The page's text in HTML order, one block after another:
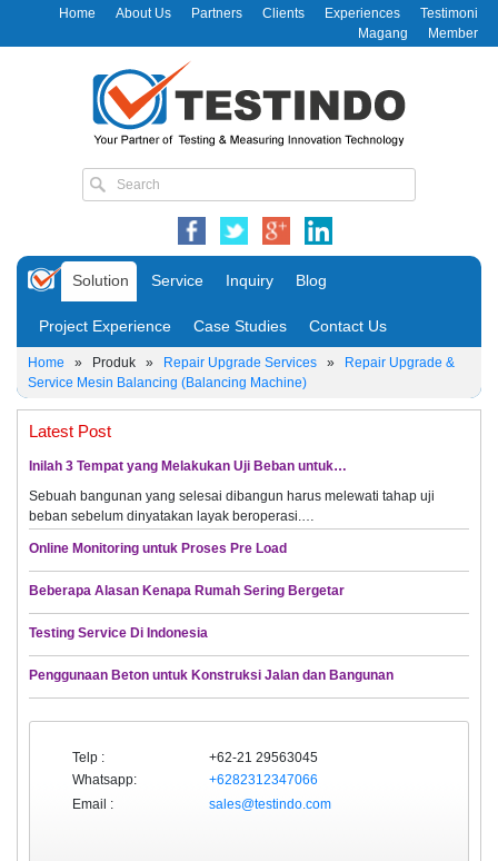
Home About Us Partners Clients Experiences
Testimoni
Magang
Member
Solution Service Inquiry Blog
Project Experience Case Studies Contact Us
Home » Produk » Repair Upgrade Services »
Repair Upgrade &
Service Mesin Balancing (Balancing Machine)
Latest Post
Inilah 3 Tempat yang Melakukan Uji Beban untuk…
Sebuah bangunan yang selesai dibangun harus melewati tahap uji
beban sebelum dinyatakan layak beroperasi.…
Online Monitoring untuk Proses Pre Load
Beberapa Alasan Kenapa Rumah Sering Bergetar
Testing Service Di Indonesia
Penggunaan Beton untuk Konstruksi Jalan dan Bangunan
Telp :
+62-21 29563045
Whatsapp:
+6282312347066
Email :
sales@testindo.com